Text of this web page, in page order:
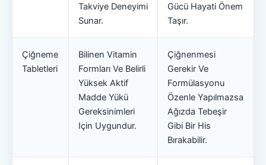
Takviye Deneyimi
Sunar.
Gücü Hayati Önem
Taşır.
Çiğneme
Tabletleri
Bilinen Vitamin
Formları Ve Belirli
Yüksek Aktif
Madde Yükü
Gereksinimleri
Için Uygundur.
Çiğnenmesi
Gerekir Ve
Formülasyonu
Özenle Yapılmazsa
Ağızda Tebeşir
Gibi Bir His
Bırakabilir.